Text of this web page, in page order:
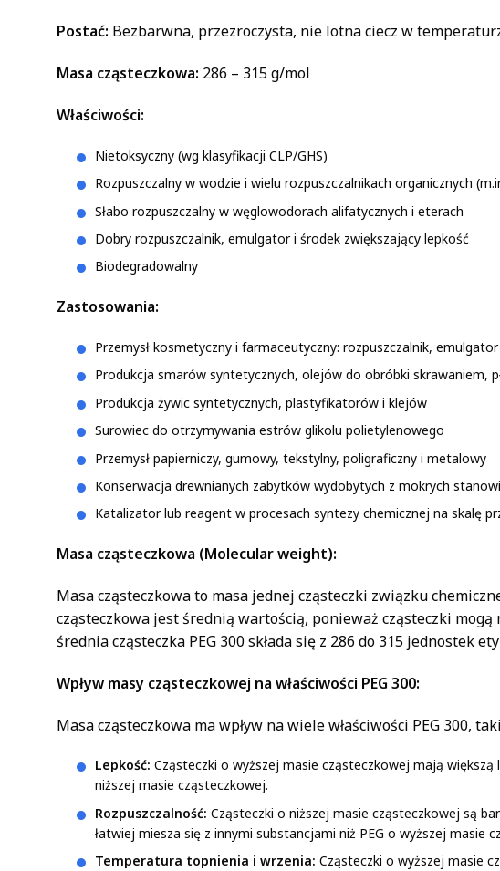
Postać: Bezbarwna, przezroczysta, nie lotna ciecz w
Masa cząsteczkowa: 286 – 315 g/mol
Właściwości:
Nietoksyczny (wg klasyfikacji CLP/GHS)
Rozpuszczalny w wodzie i wielu rozpuszczalnikach organicznych
Słabo rozpuszczalny w węglowodorach alifatycznych i eterach
Dobry rozpuszczalnik, emulgator i środek zwiększający lepkość
Biodegradowalny
Zastosowania:
Przemysł kosmetyczny i farmaceutyczny: rozpuszczalnik,
Produkcja smarów syntetycznych, olejów do obróbki skrawaniem,
Produkcja żywic syntetycznych, plastyfikatorów i klejów
Surowiec do otrzymywania estrów glikolu polietylenowego
Przemysł papierniczy, gumowy, tekstylny, poligraficzny i metalowy
Konserwacja drewnianych zabytków wydobytych z mokrych
Katalizator lub reagent w procesach syntezy chemicznej na skalę
Masa cząsteczkowa (Molecular weight):
Masa cząsteczkowa to masa jednej cząsteczki związku
cząsteczkowa jest średnią wartością, ponieważ cząsteczki mogą
średnia cząsteczka PEG 300 składa się z 286 do 315 jednostek
Wpływ masy cząsteczkowej na właściwości PEG 300:
Masa cząsteczkowa ma wpływ na wiele właściwości PEG 300,
Lepkość: Cząsteczki o wyższej masie cząsteczkowej mają
niższej masie cząsteczkowej.
Rozpuszczalność: Cząsteczki o niższej masie cząsteczkowej są
łatwiej miesza się z innymi substancjami niż PEG o wyższej masie
Temperatura topnienia i wrzenia: Cząsteczki o wyższej masie